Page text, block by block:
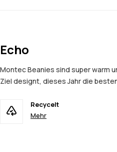
Echo
Montec Beanies sind super warm
Ziel designt, dieses Jahr die
Recycelt
Mehr